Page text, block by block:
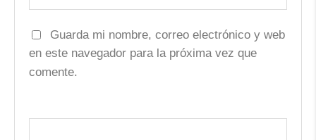
Guarda mi nombre, correo electrónico y web
en este navegador para la próxima vez que
comente.